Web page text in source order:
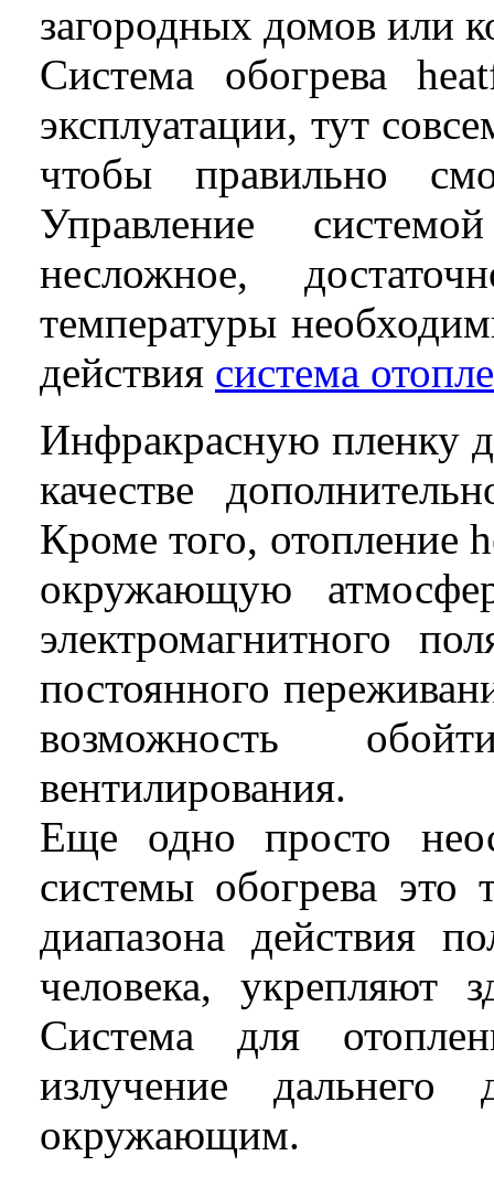
загородных домов или
Система обогреваheat
эксплуатации, тут
чтобы правильно
Управление
несложное,
температуры
действия система
Инфракрасную пленку
качестве
Кроме того, отопление
окружающую
электромагнитного
постоянного
возможность
вентилирования.
Еще одно просто
системы обогрева это
диапазона действия
человека, укрепляют
Система для
излучение
окружающим.